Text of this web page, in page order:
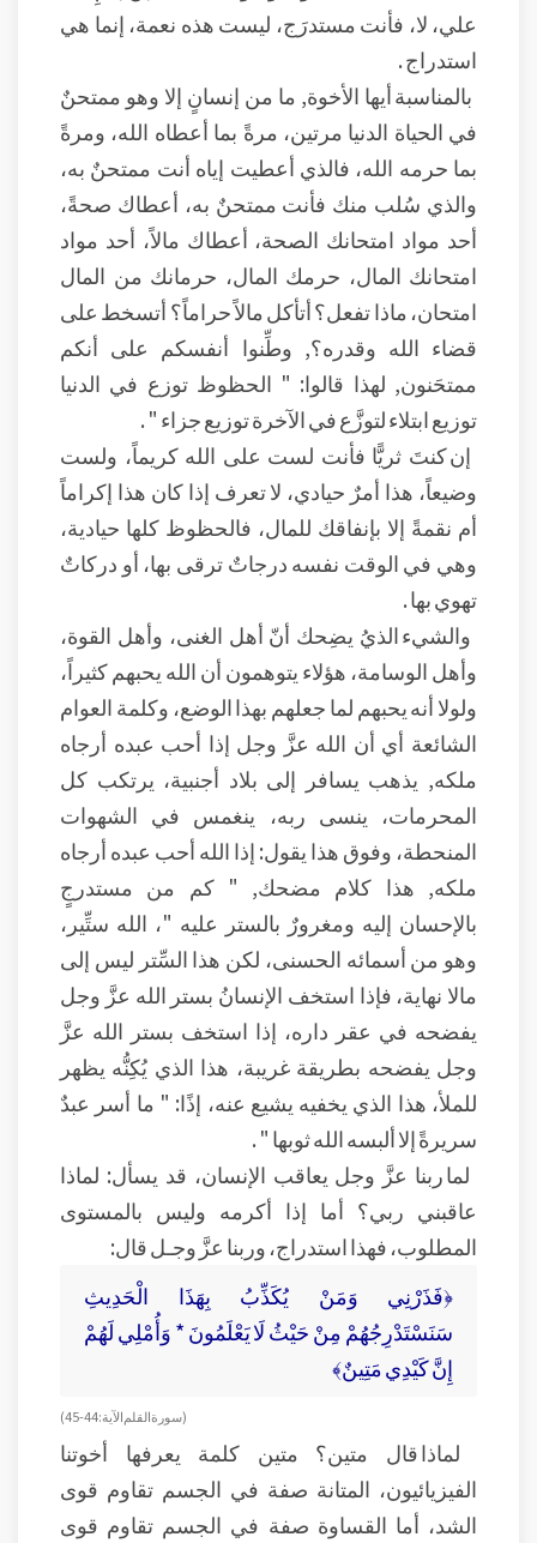
علي، لا، فأنت مستدرَج، ليست هذه نعمة، إنما هي
استدراج .
بالمناسبة أيها الأخوة, ما من إنسانٍ إلا وهو ممتحنٌ
في الحياة الدنيا مرتين، مرةً بما أعطاه الله، ومرةً
بما حرمه الله، فالذي أعطيت إياه أنت ممتحنٌ به،
والذي سُلب منك فأنت ممتحنٌ به، أعطاك صحةً،
أحد مواد امتحانك الصحة، أعطاك مالاً، أحد مواد
امتحانك المال، حرمك المال، حرمانك من المال
امتحان، ماذا تفعل؟ أتأكل مالاً حراماً؟ أتسخط على
قضاء الله وقدره؟, وطِّنوا أنفسكم على أنكم
ممتحَنون, لهذا قالوا: " الحظوظ توزع في الدنيا
توزيع ابتلاء لتوزَّع في الآخرة توزيع جزاء " .
إن كنتَ ثريًّا فأنت لست على الله كريماً، ولست
وضيعاً، هذا أمرٌ حيادي، لا تعرف إذا كان هذا إكراماً
أم نقمةً إلا بإنفاقك للمال، فالحظوظ كلها حيادية،
وهي في الوقت نفسه درجاتٌ ترقى بها، أو دركاتٌ
تهوي بها .
والشيء الذيُ يضِحك أنّ أهل الغنى، وأهل القوة،
وأهل الوسامة، هؤلاء يتوهمون أن الله يحبهم كثيراً،
ولولا أنه يحبهم لما جعلهم بهذا الوضع، وكلمة العوام
الشائعة أي أن الله عزَّ وجل إذا أحب عبده أرجاه
ملكه, يذهب يسافر إلى بلاد أجنبية، يرتكب كل
المحرمات، ينسى ربه، ينغمس في الشهوات
المنحطة، وفوق هذا يقول: إذا الله أحب عبده أرجاه
ملكه, هذا كلام مضحك, " كم من مستدرجٍ
بالإحسان إليه ومغرورٌ بالستر عليه "، الله ستِّير،
وهو من أسمائه الحسنى، لكن هذا السِّتر ليس إلى
مالا نهاية، فإذا استخف الإنسانُ بستر الله عزَّ وجل
يفضحه في عقر داره، إذا استخف بستر الله عزَّ
وجل يفضحه بطريقة غريبة، هذا الذي يُكِنُّه يظهر
للملأ، هذا الذي يخفيه يشيع عنه، إذًا: " ما أسر عبدٌ
سريرةً إلا ألبسه الله ثوبها " .
لما ربنا عزَّ وجل يعاقب الإنسان، قد يسأل: لماذا
عاقبني ربي؟ أما إذا أكرمه وليس بالمستوى
المطلوب، فهذا استدراج، وربنا عزَّ وجـل قال:
﴿فَذَرْنِي وَمَنْ يُكَذِّبُ بِهَذَا الْحَدِيثِ
سَنَسْتَدْرِجُهُمْ مِنْ حَيْثُ لَا يَعْلَمُونَ * وَأُمْلِي لَهُمْ
إِنَّ كَيْدِي مَتِينٌ﴾
( سورة القلم الآية : 44-45)
لماذا قال متين؟ متين كلمة يعرفها أخوتنا
الفيزيائيون، المتانة صفة في الجسم تقاوم قوى
الشد، أما القساوة صفة في الجسم تقاوم قوى